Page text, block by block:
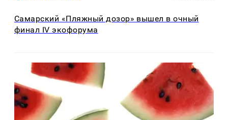
Самарский «Пляжный дозор» вышел в очный
финал IV экофорума